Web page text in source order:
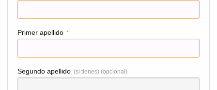
Primer apellido *
Segundo apellido (si tienes) (opcional)